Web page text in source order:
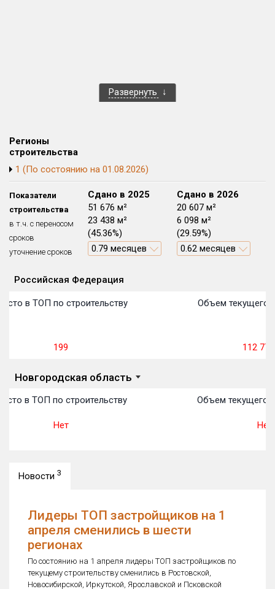
Развернуть
Регионы
строительства
1 (По состоянию на 01.08.2026)
Показатели
строительства
в т.ч. с переносом
сроков
уточнение сроков
в 2024
403 м²
818 м²
3.55 месяцев
Сдано в 2025
51 676 м²
23 438 м²
(45.36%)
0.79 месяцев
Сдано в 2026
20 607 м²
6 098 м²
(29.59%)
0.62 месяцев
Российская Федерация
в ТОП по строительству
199
Объем текущего
112 771
Новгородская область
в ТОП по строительству
Нет
Объем текущего
Нет
Новости 3
Лидеры ТОП застройщиков на 1
апреля сменились в шести
регионах
По состоянию на 1 апреля лидеры ТОП застройщиков по
текущему строительству сменились в Ростовской,
Новосибирской, Иркутской, Ярославской и Псковской